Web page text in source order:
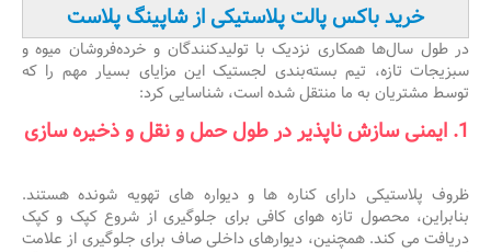
خرید باکس پالت پلاستیکی از شاپینگ پلاست
در طول سال‌ها همکاری نزدیک با تولیدکنندگان و خرده‌فروشان میوه و
سبزیجات تازه، تیم بسته‌بندی لجستیک این مزایای بسیار مهم را که
توسط مشتریان به ما منتقل شده است، شناسایی کرد:
1. ایمنی سازش ناپذیر در طول حمل و نقل و ذخیره سازی
ظروف پلاستیکی دارای کناره ها و دیواره های تهویه شونده هستند.
بنابراین، محصول تازه هوای کافی برای جلوگیری از شروع کپک و کپک
دریافت می کند. همچنین، دیوارهای داخلی صاف برای جلوگیری از علامت